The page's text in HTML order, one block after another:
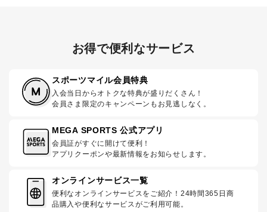
お得で便利なサービス
スポーツマイル会員特典
入会当日からオトクな特典が盛りだくさん！
会員さま限定のキャンペーンもお見逃しなく。
MEGA SPORTS 公式アプリ
会員証がすぐに開けて便利！
アプリクーポンや最新情報をお知らせします。
オンラインサービス一覧
便利なオンラインサービスをご紹介！24時間365日商
品購入や便利なサービスがご利用可能。